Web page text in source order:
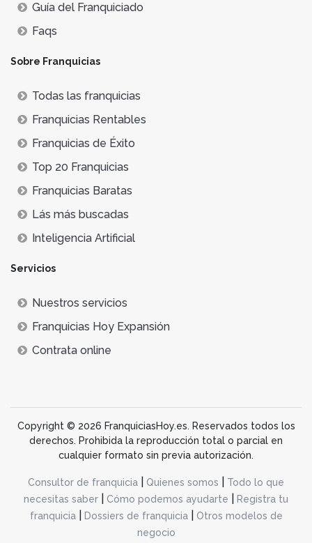
Guía del Franquiciado
Faqs
Sobre Franquicias
Todas las franquicias
Franquicias Rentables
Franquicias de Éxito
Top 20 Franquicias
Franquicias Baratas
Lás más buscadas
Inteligencia Artificial
Servicios
Nuestros servicios
Franquicias Hoy Expansión
Contrata online
Copyright © 2026 FranquiciasHoy.es. Reservados todos los
derechos. Prohibida la reproducción total o parcial en
cualquier formato sin previa autorización.
Consultor de franquicia Quienes somos
Todo lo que
necesitas saber
Cómo podemos ayudarte
Registra tu
franquicia| Dossiers de franquicia|
Otros modelos de
negocio